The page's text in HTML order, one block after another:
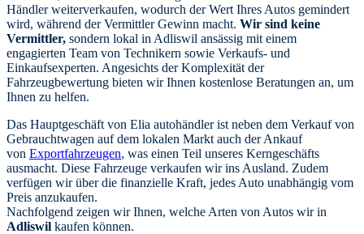
Händler weiterverkaufen, wodurch der Wert Ihres Autos gemindert
wird, während der Vermittler Gewinn macht. Wir sind keine
Vermittler, sondern lokal in Adliswil ansässig mit einem
engagierten Team von Technikern sowie Verkaufs- und
Einkaufsexperten. Angesichts der Komplexität der
Fahrzeugbewertung bieten wir Ihnen kostenlose Beratungen an, um
Ihnen zu helfen.
Das Hauptgeschäft von Elia autohändler ist neben dem Verkauf von
Gebrauchtwagen auf dem lokalen Markt auch der Ankauf
von Exportfahrzeugen, was einen Teil unseres Kerngeschäfts
ausmacht. Diese Fahrzeuge verkaufen wir ins Ausland. Zudem
verfügen wir über die finanzielle Kraft, jedes Auto unabhängig vom
Preis anzukaufen.
Nachfolgend zeigen wir Ihnen, welche Arten von Autos wir in
Adliswil kaufen können.